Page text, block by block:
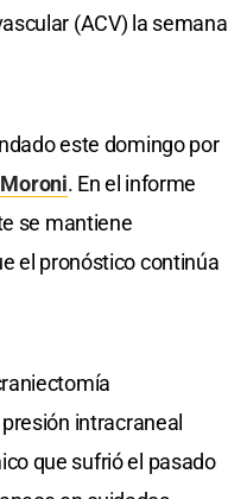
(ACV) la semana
este domingo por
. En el informe
se mantiene
el pronóstico continúa
intracraneal
que sufrió el pasado